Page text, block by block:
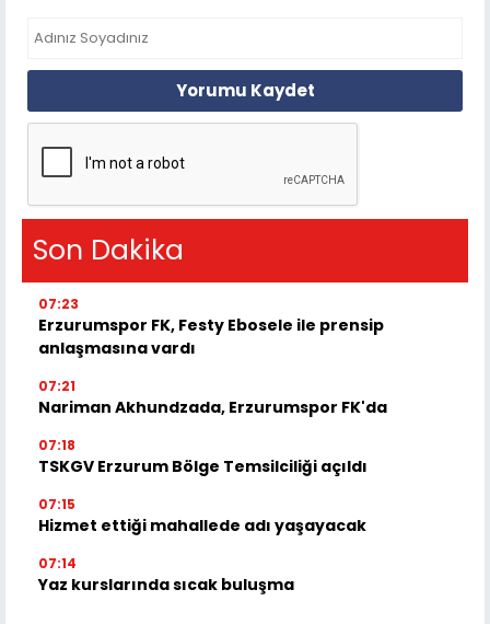
Yorumu Kaydet
Son Dakika
07:23
Erzurumspor FK, Festy Ebosele ile prensip
anlaşmasına vardı
07:21
Nariman Akhundzada, Erzurumspor FK'da
07:18
TSKGV Erzurum Bölge Temsilciliği açıldı
07:15
Hizmet ettiği mahallede adı yaşayacak
07:14
Yaz kurslarında sıcak buluşma